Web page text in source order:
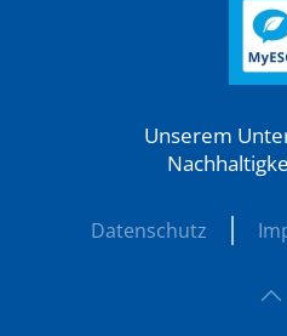
Unserem
Datenschutz